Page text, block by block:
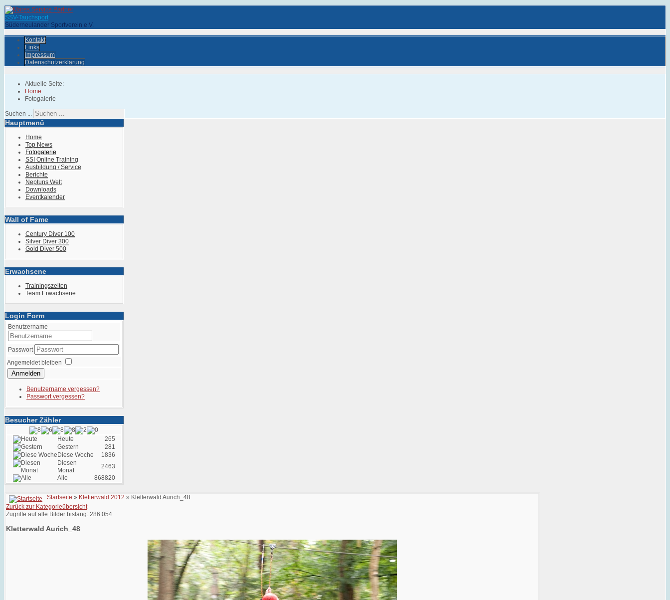
SSV-Tauchsport
Süderneulander Sportverein e.V.
Kontakt
Links
Impressum
Datenschutzerklärung
Aktuelle Seite:
Home
Fotogalerie
Suchen ...
Hauptmenü
Home
Top News
Fotogalerie
SSI Online Training
Ausbildung / Service
Berichte
Neptuns Welt
Downloads
Eventkalender
Wall of Fame
Century Diver 100
Silver Diver 300
Gold Diver 500
Erwachsene
Trainingszeiten
Team Erwachsene
Login Form
Benutzername
Passwort
Angemeldet bleiben
Anmelden
Benutzername vergessen?
Passwort vergessen?
Besucher Zähler
Heute
265
Gestern
281
Diese Woche
1836
Diesen
Monat
2463
Alle
868820
Startseite » Kletterwald 2012 » Kletterwald Aurich_48
Zurück zur Kategorieübersicht
Zugriffe auf alle Bilder bislang: 286.054
Kletterwald Aurich_48